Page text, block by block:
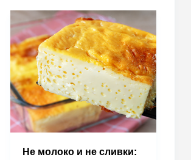
Не молоко и не сливки: